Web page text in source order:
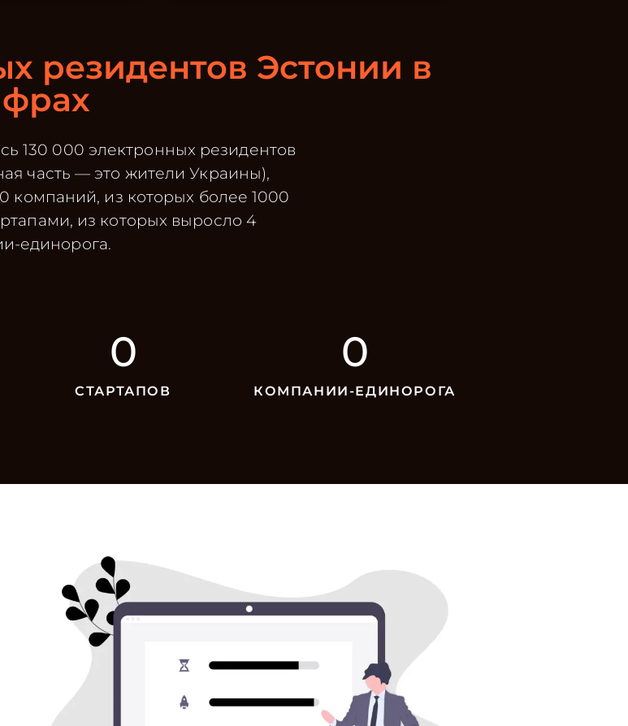
резидентов Эстонии в
130 000 электронных резидентов
часть — это жители Украины),
компаний, из которых более 1000
из которых выросло 4
единорога.
СТАРТАПОВ
0
КОМПАНИИ-ЕДИНОРОГА
0